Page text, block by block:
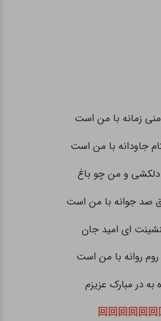
منی زمانه با من است
جاودانه با من است
دلکشی و من چو باغ
صد جوانه با من است
ای امید جان
روانه با من است
به در مبارک عزیزم
回回回回回回